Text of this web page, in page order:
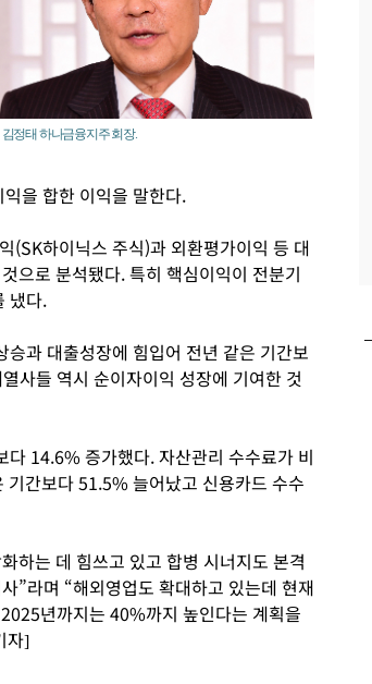
정태 하나금융지주 회장.
을 합한 이익을 말한다.
(SK하이닉스 주식)과 외환평가이익 등 대
으로 분석됐다. 특히 핵심이익이 전분기
냈다.
과 대출성장에 힘입어 전년 같은 기간보
사들 역시 순이자이익 성장에 기여한 것
14.6% 증가했다. 자산관리 수수료가 비
간보다 51.5% 늘어났고 신용카드 수수
하는 데 힘쓰고 있고 합병 시너지도 본격
”라며 “해외영업도 확대하고 있는데 현재
년까지는 40%까지 높인다는 계획을
자]